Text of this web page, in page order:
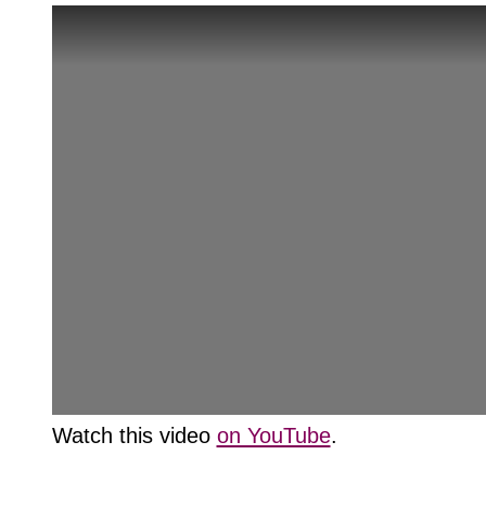
Watch this video on YouTube.